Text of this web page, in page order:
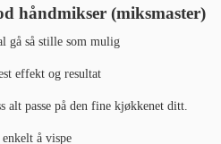
håndmikser (miksmaster)
gå så stille som mulig
effekt og resultat
alt passe på den fine kjøkkenet ditt.
å vispe